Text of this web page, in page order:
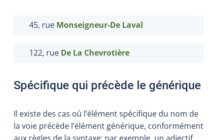
45, rue Monseigneur-De Laval
122, rue De La Chevrotière
Spécifique qui précède le générique
Il existe des cas où l’élément spécifique du nom de
la voie précède l’élément générique, conformément
aux règles de la syntaxe; par exemple, un adjectif